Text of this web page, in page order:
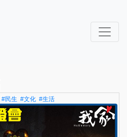
#民生 #文化 #生活